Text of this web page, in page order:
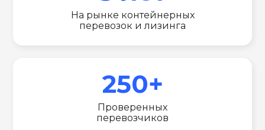
На рынке контейнерных
перевозок и лизинга
250+
Проверенных
перевозчиков